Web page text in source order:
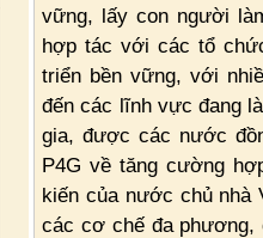
vững, lấy con người
hợp tác với các tổ
triển bền vững, với
đến các lĩnh vực đang
gia, được các nước
P4G về tăng cường
kiến của nước chủ nhà
các cơ chế đa phương,